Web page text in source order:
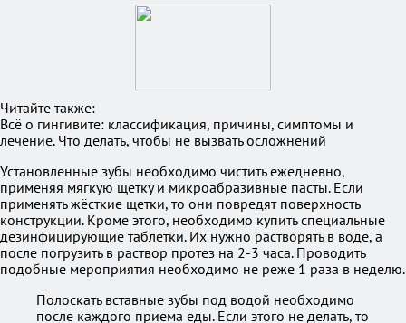
Читайте также:
Всё о гингивите: классификация, причины, симптомы и
лечение. Что делать, чтобы не вызвать осложнений
Установленные зубы необходимо чистить ежедневно,
применяя мягкую щетку и микроабразивные пасты. Если
применять жёсткие щетки, то они повредят поверхность
конструкции. Кроме этого, необходимо купить специальные
дезинфицирующие таблетки. Их нужно растворять в воде, а
после погрузить в раствор протез на 2-3 часа. Проводить
подобные мероприятия необходимо не реже 1 раза в неделю.
Полоскать вставные зубы под водой необходимо
после каждого приема еды. Если этого не делать, то